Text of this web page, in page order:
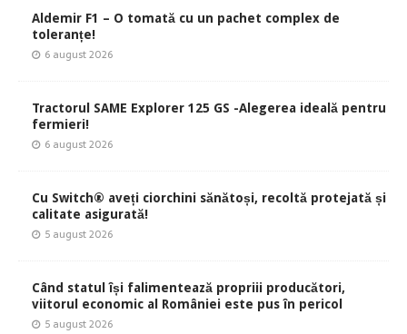
Aldemir F1 – O tomată cu un pachet complex de
toleranțe!
6 august 2026
Tractorul SAME Explorer 125 GS -Alegerea ideală pentru
fermieri!
6 august 2026
Cu Switch® aveți ciorchini sănătoși, recoltă protejată și
calitate asigurată!
5 august 2026
Când statul își falimentează propriii producători,
viitorul economic al României este pus în pericol
5 august 2026